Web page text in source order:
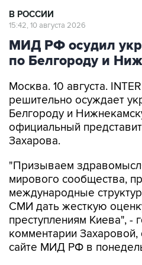
В РОССИИ
15:42, 10 августа 2026
МИД РФ осудил
по Белгороду и
Москва. 10 августа.
решительно осуждает
Белгороду и
официальный
Захарова.
"Призываем
мирового сообщества,
международные
СМИ дать жесткую
преступлениям Киева", -
комментарии
сайте МИД РФ в